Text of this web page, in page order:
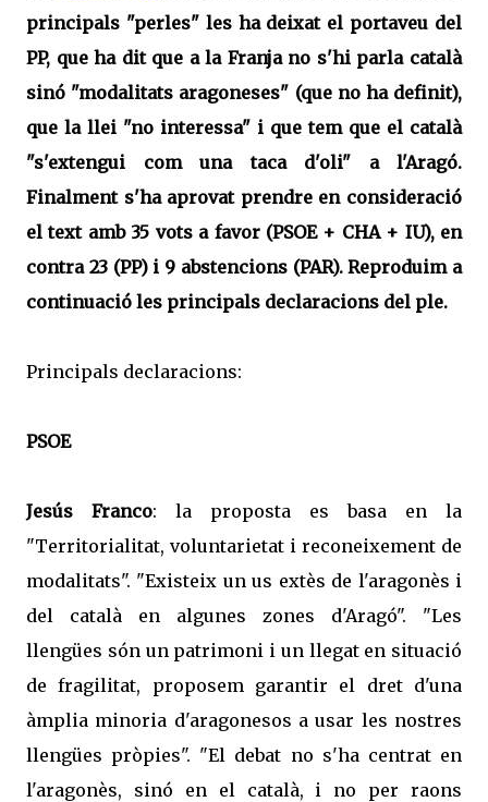
principals "perles" les ha deixat el portaveu del
PP, que ha dit que a la Franja no s'hi parla català
sinó "modalitats aragoneses" (que no ha definit),
que la llei "no interessa" i que tem que el català
"s'extengui com una taca d'oli" a l'Aragó.
Finalment s'ha aprovat prendre en consideració
el text amb 35 vots a favor (PSOE + CHA + IU), en
contra 23 (PP) i 9 abstencions (PAR). Reproduim a
continuació les principals declaracions del ple.
Principals declaracions:
PSOE
Jesús Franco: la proposta es basa en la
"Territorialitat, voluntarietat i reconeixement de
modalitats". "Existeix un us extès de l'aragonès i
del català en algunes zones d'Aragó". "Les
llengües són un patrimoni i un llegat en situació
de fragilitat, proposem garantir el dret d'una
àmplia minoria d'aragonesos a usar les nostres
llengües pròpies". "El debat no s'ha centrat en
l'aragonès, sinó en el català, i no per raons